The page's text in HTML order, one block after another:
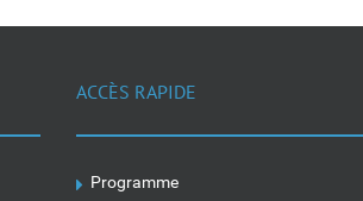
ACCÈS RAPIDE
Programme